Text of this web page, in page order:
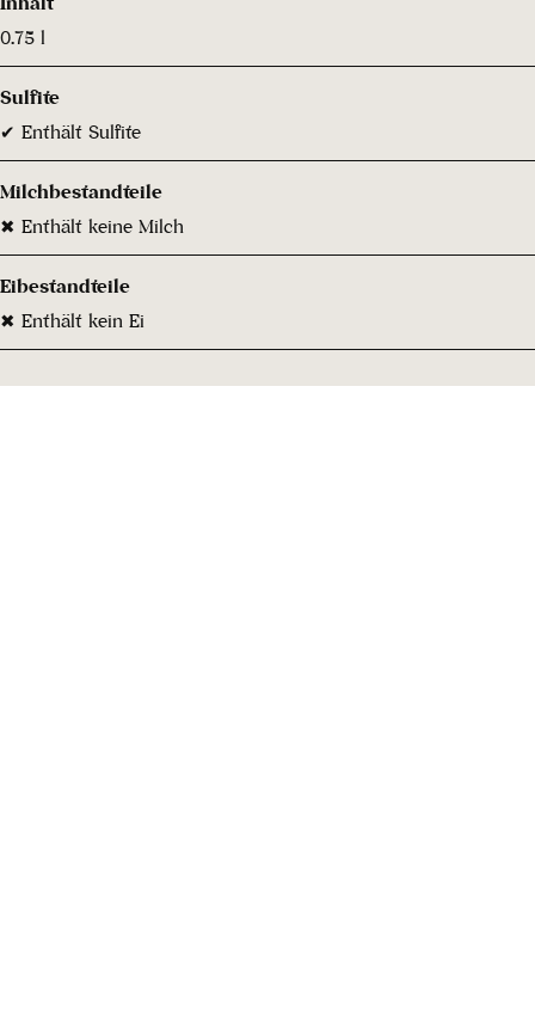
0.75 l
Sulfite
✔ Enthält Sulfite
Milchbestandteile
✖ Enthält keine Milch
Eibestandteile
✖ Enthält kein Ei